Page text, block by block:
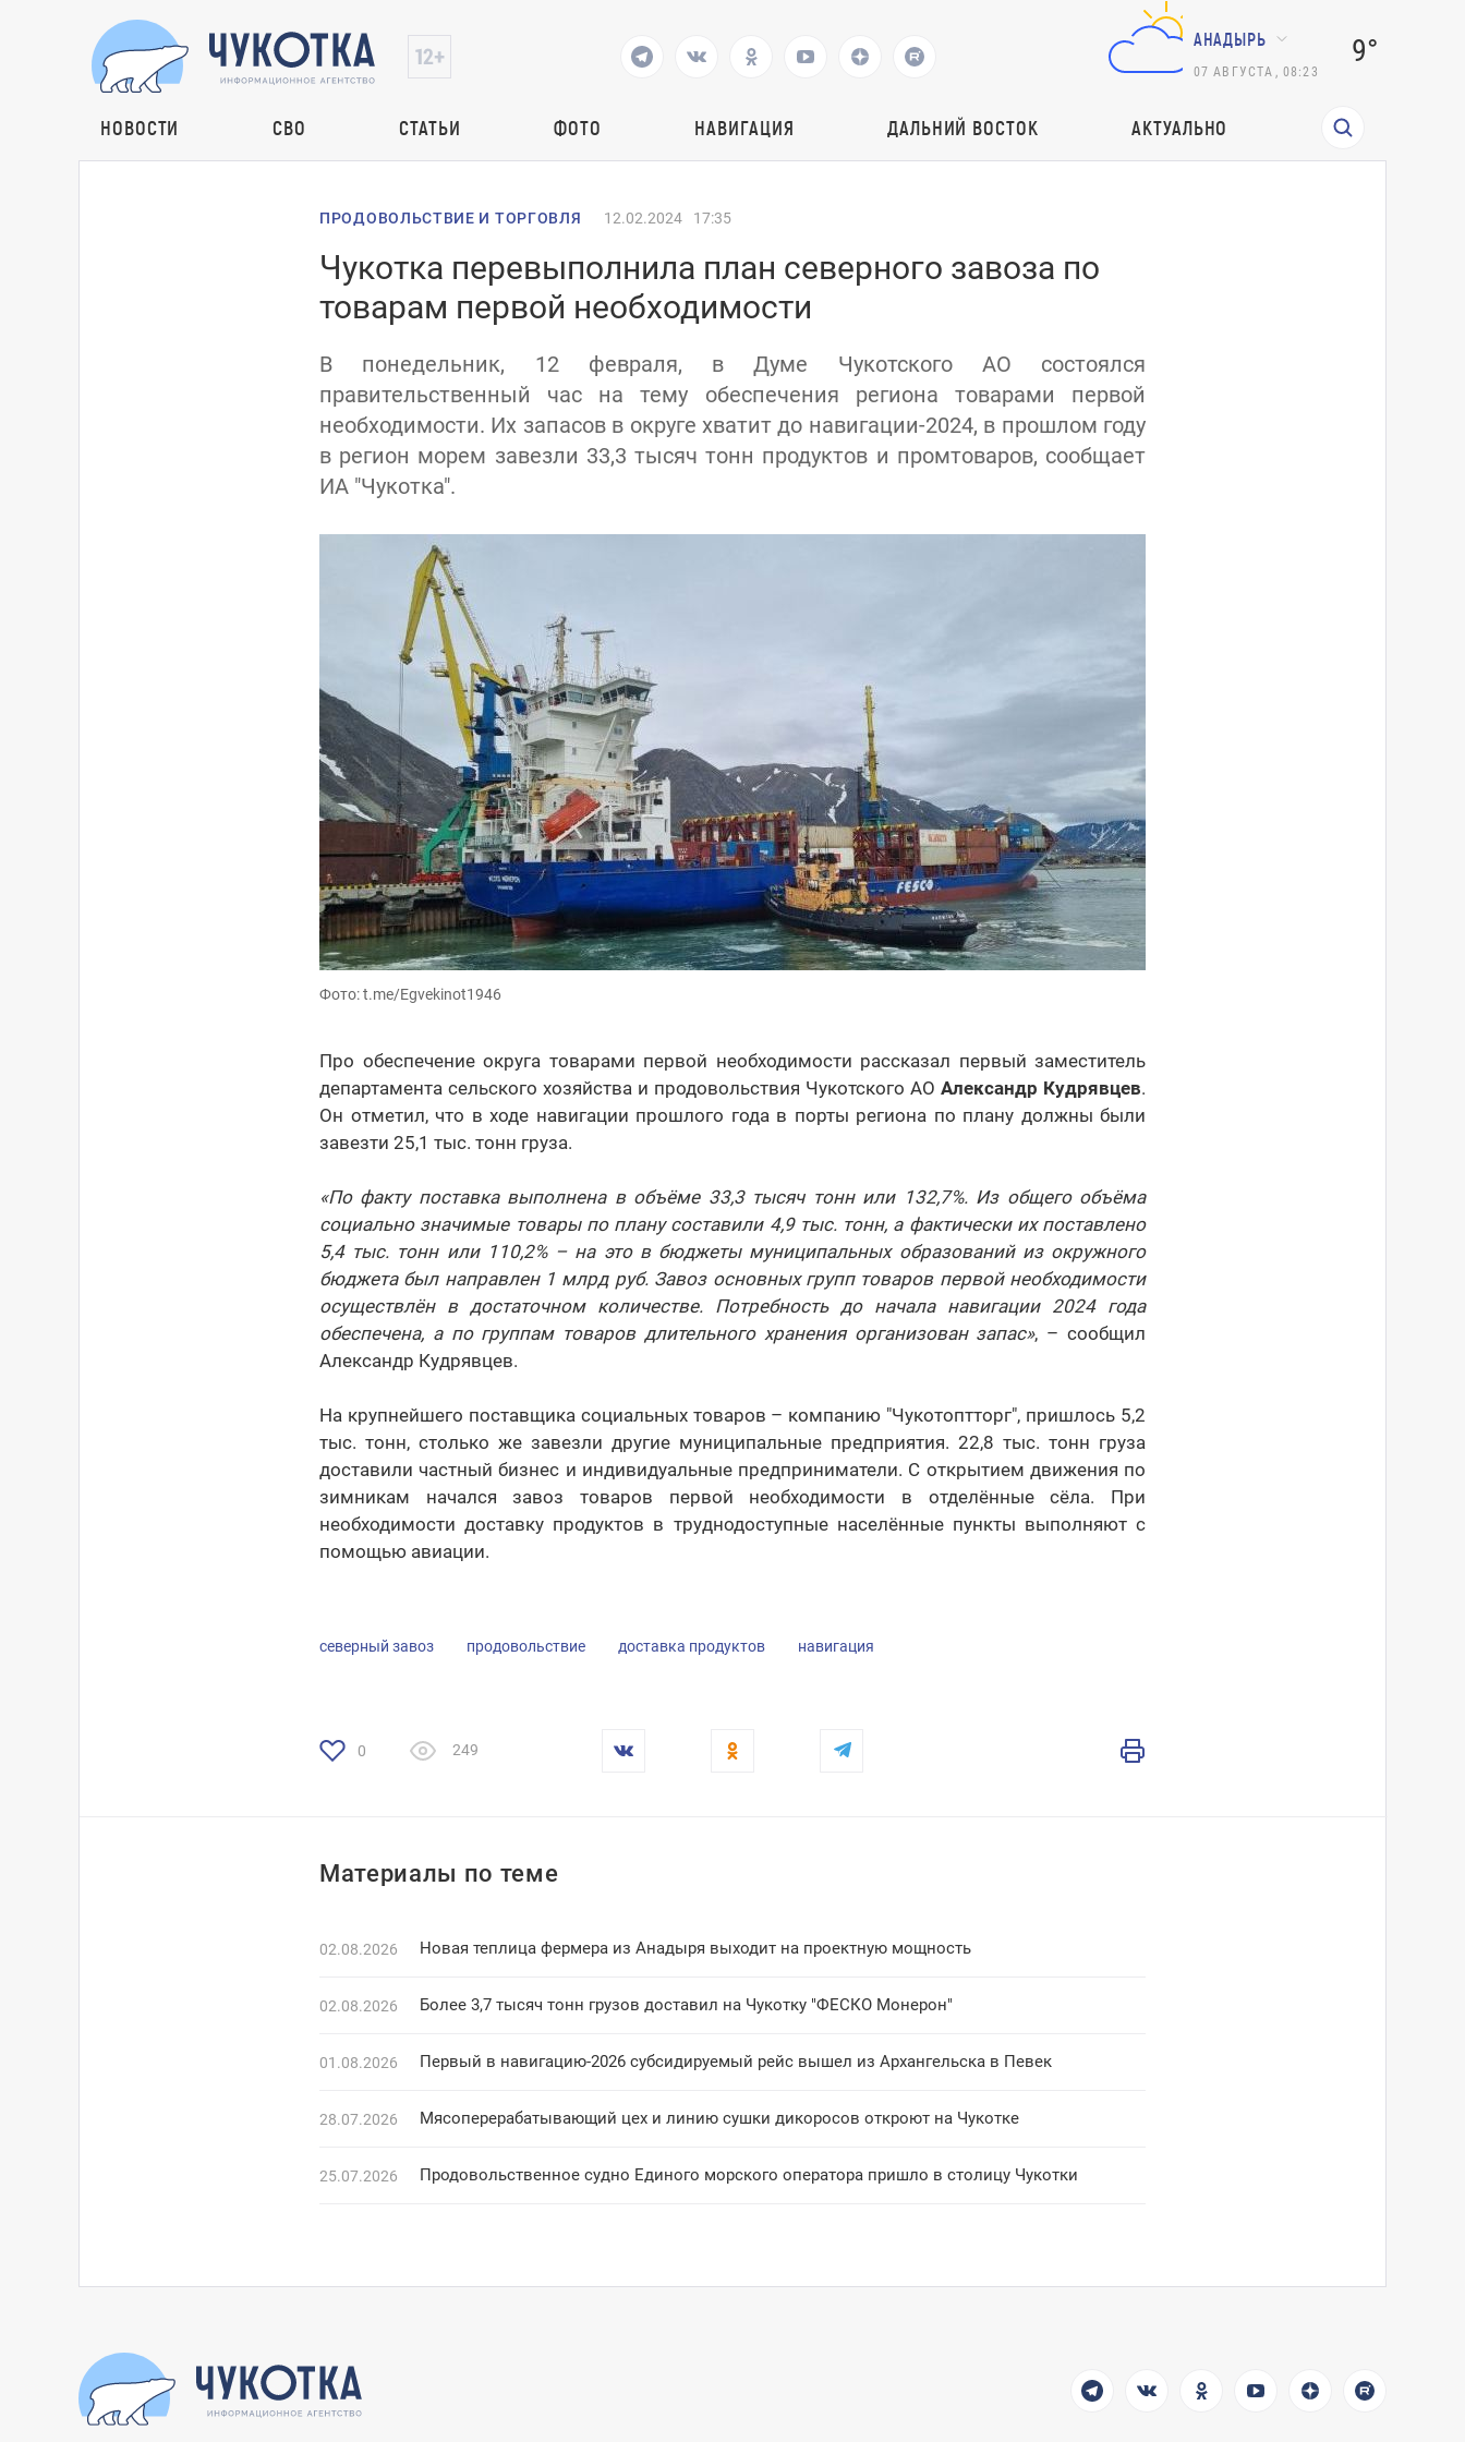
АНАДЫРЬ
07 АВГУСТА 08:23
9°
НОВОСТИ СВО СТАТЬИ ФОТО НАВИГАЦИЯ ДАЛЬНИЙ ВОСТОК АКТУАЛЬНО
ПРОДОВОЛЬСТВИЕ И ТОРГОВЛЯ 12.02.2024 17:35
Чукотка перевыполнила план северного завоза по
товарам первой необходимости
В понедельник, 12 февраля, в Думе Чукотского АО состоялся
правительственный час на тему обеспечения региона товарами первой
необходимости. Их запасов в округе хватит до навигации-2024, в прошлом году
в регион морем завезли 33,3 тысяч тонн продуктов и промтоваров, сообщает
ИА "Чукотка".
Фото: t.me/Egvekinot1946
Про обеспечение округа товарами первой необходимости рассказал первый заместитель
департамента сельского хозяйства и продовольствия Чукотского АО Александр Кудрявцев.
Он отметил, что в ходе навигации прошлого года в порты региона по плану должны были
завезти 25,1 тыс. тонн груза.
«По факту поставка выполнена в объёме 33,3 тысяч тонн или 132,7%. Из общего объёма
социально значимые товары по плану составили 4,9 тыс. тонн, а фактически их поставлено
5,4 тыс. тонн или 110,2% – на это в бюджеты муниципальных образований из окружного
бюджета был направлен 1 млрд руб. Завоз основных групп товаров первой необходимости
осуществлён в достаточном количестве. Потребность до начала навигации 2024 года
обеспечена, а по группам товаров длительного хранения организован запас», – сообщил
Александр Кудрявцев.
На крупнейшего поставщика социальных товаров – компанию "Чукотоптторг", пришлось 5,2
тыс. тонн, столько же завезли другие муниципальные предприятия. 22,8 тыс. тонн груза
доставили частный бизнес и индивидуальные предприниматели. С открытием движения по
зимникам начался завоз товаров первой необходимости в отделённые сёла. При
необходимости доставку продуктов в труднодоступные населённые пункты выполняют с
помощью авиации.
северный завоз продовольствие доставка продуктов навигация
0 249
Материалы по теме
02.08.2026 Новая теплица фермера из Анадыря выходит на проектную мощность
02.08.2026 Более 3,7 тысяч тонн грузов доставил на Чукотку "ФЕСКО Монерон"
01.08.2026 Первый в навигацию-2026 субсидируемый рейс вышел из Архангельска в Певек
28.07.2026 Мясоперерабатывающий цех и линию сушки дикоросов откроют на Чукотке
25.07.2026 Продовольственное судно Единого морского оператора пришло в столицу Чукотки